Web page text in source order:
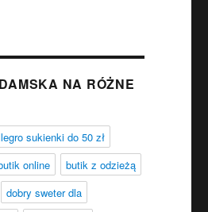
NA RÓŻNE
sukienki do 50 zł
online
butik z odzieżą
dobry sweter dla